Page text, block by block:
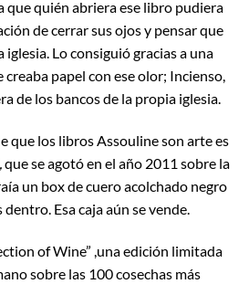
que quién abriera ese libro pudiera
de cerrar sus ojos y pensar que
iglesia. Lo consiguió gracias a una
creaba papel con ese olor; Incienso,
de los bancos de la propia iglesia.
que los libros Assouline son arte es
,que se agotó en el año 2011 sobre la
un box de cuero acolchado negro
Esa caja aún se vende.
of Wine” ,una edición limitada
sobre las 100 cosechas más